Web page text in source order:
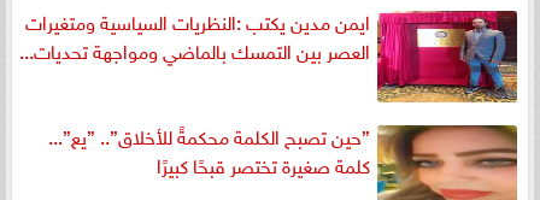
ايمن مدين يكتب :النظريات السياسية ومتغيرات
العصر بين التمسك بالماضي ومواجهة تحديات...
”حين تصبح الكلمة محكمةً للأخلاق”.. ”يع”...
كلمة صغيرة تختصر قبحًا كبيرًا